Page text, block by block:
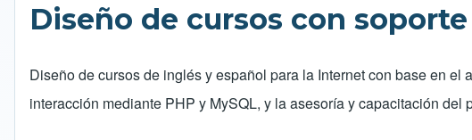
Diseño de cursos con
Diseño de cursos de inglés y español para la Internet con base en
interacción mediante PHP y MySQL, y la asesoría y capacitación